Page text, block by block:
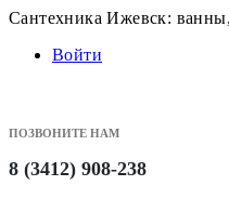
Сантехника Ижевск:
Войти
ПОЗВОНИТЕ НАМ
8 (3412) 908-238